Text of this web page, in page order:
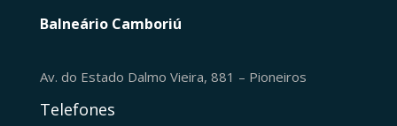
Balneário Camboriú
Av. do Estado Dalmo Vieira, 881 – Pioneiros
Telefones